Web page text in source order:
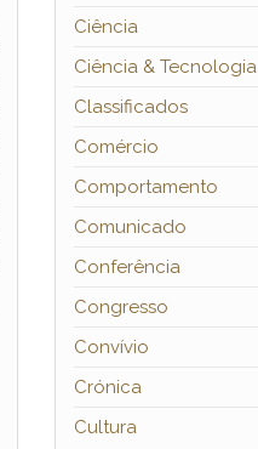
Ciência
Ciência & Tecnologia
Classificados
Comércio
Comportamento
Comunicado
Conferência
Congresso
Convívio
Crónica
Cultura